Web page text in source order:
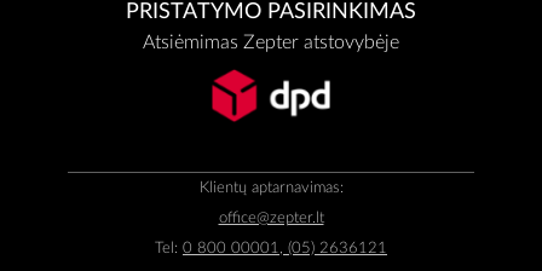
PRISTATYMO PASIRINKIMAS
Atsiėmimas Zepter atstovybėje
Klientų aptarnavimas:
office@zepter.lt
Tel: 0 800 00001, (05) 2636121